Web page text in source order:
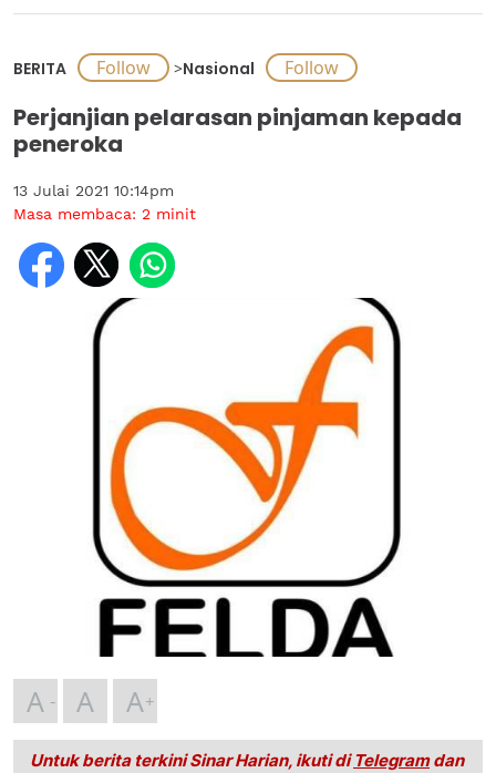
BERITA >Nasional
Perjanjian pelarasan pinjaman kepada
peneroka
13 Julai 2021 10:14pm
Masa membaca: 2 minit
A A A
Untuk berita terkini Sinar Harian, ikuti di Telegramdan